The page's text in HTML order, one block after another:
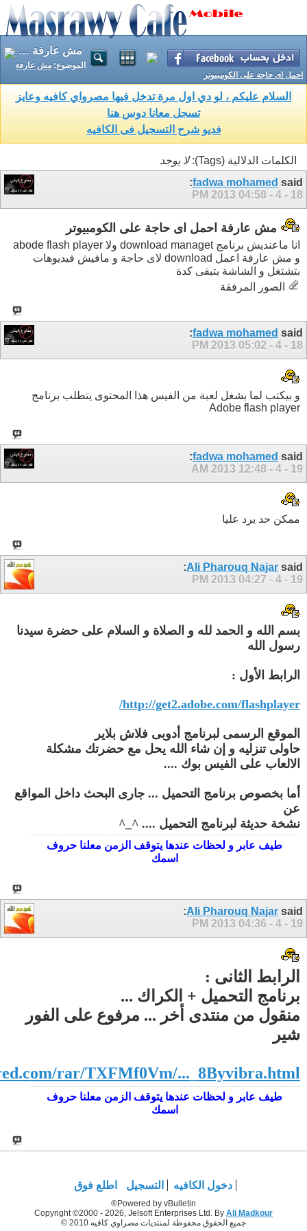
مش عارفة احمل اى حاجة على الكومبيوتر
الموضوع: مش عارفة
احمل اى حاجة على الكومبيوتر
السلام عليكم ، لو دي اول مرة تدخل فيها مصرواي كافيه وعايز
تسجل معانا دوس هنا
فديو شرح التسجيل فى الكافيه
الكلمات الدلالية (Tags):
لا يوجد
fadwa mohamed said:
18 - 4 - 2013
04:58 PM
مش عارفة احمل اى حاجة على الكومبيوتر
انا ماعنديش برنامج download managet ولا abode flash player
و مش عارفة اعمل download لاى حاجة و مافيش فيديوهات
بتشتغل و الشاشة بتبقى كدة
الصور المرفقة
fadwa mohamed said:
18 - 4 - 2013
05:02 PM
و بيكتب لما بشغل لعبة من الفيس هذا المحتوى يتطلب برنامج
Adobe flash player
fadwa mohamed said:
19 - 4 - 2013
12:48 AM
ممكن حد يرد عليا
Ali Pharouq Najar said:
19 - 4 - 2013
04:27 PM
بسم الله و الحمد لله و الصلاة و السلام على حضرة سيدنا
رسول الله
الرابط الأول :
http://get2.adobe.com/flashplayer/
الموقع الرسمى لبرنامج أدوبى فلاش بلاير
حاولى تنزليه و إن شاء الله يحل مع حضرتك مشكلة
الالعاب على الفيس بوك ....
أما بخصوص برنامج التحميل ... جارى البحث داخل المواقع
عن
نشخة حديثة لبرنامج التحميل .... ^_^
طيف عابر و لحظات عندها يتوقف الزمن معلنا حروف
اسمك
Ali Pharouq Najar said:
19 - 4 - 2013
04:36 PM
الرابط الثانى :
برنامج التحميل + الكراك ...
منقول من منتدى أخر ... مرفوع على الفور
شير
rar/TXFMf0Vm/..._8Byvibra.html
طيف عابر و لحظات عندها يتوقف الزمن معلنا حروف
اسمك
دخول الكافيه التسجيل اطلع فوق
Powered by vBulletin®
Copyright ©2000 - 2026, Jelsoft Enterprises Ltd. By Ali Madkour
جميع الحقوق محفوظة لمنتديات مصراوي كافيه 2010 ©